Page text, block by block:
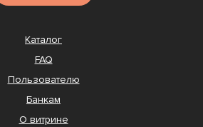
Каталог
FAQ
Пользователю
Банкам
О витрине